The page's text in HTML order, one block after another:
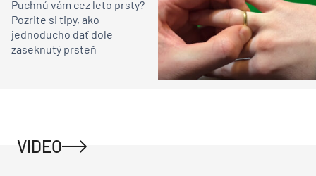
Puchnú vám cez leto prsty?
Pozrite si tipy, ako
jednoducho dať dole
zaseknutý prsteň
VIDEO